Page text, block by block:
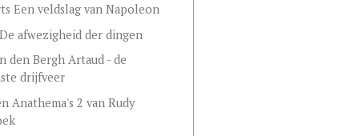
Een veldslag van Napoleon
afwezigheid der dingen
den Bergh Artaud - de
drijfveer
Anathema's 2 van Rudy